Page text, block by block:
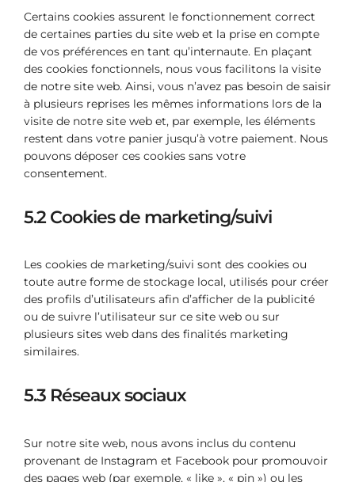
Certains cookies assurent le fonctionnement correct
de certaines parties du site web et la prise en compte
de vos préférences en tant qu’internaute. En plaçant
des cookies fonctionnels, nous vous facilitons la visite
de notre site web. Ainsi, vous n’avez pas besoin de saisir
à plusieurs reprises les mêmes informations lors de la
visite de notre site web et, par exemple, les éléments
restent dans votre panier jusqu’à votre paiement. Nous
pouvons déposer ces cookies sans votre
consentement.
5.2 Cookies de marketing/suivi
Les cookies de marketing/suivi sont des cookies ou
toute autre forme de stockage local, utilisés pour créer
des profils d’utilisateurs afin d’afficher de la publicité
ou de suivre l’utilisateur sur ce site web ou sur
plusieurs sites web dans des finalités marketing
similaires.
5.3 Réseaux sociaux
Sur notre site web, nous avons inclus du contenu
provenant de Instagram et Facebook pour promouvoir
des pages web (par exemple, « like », « pin ») ou les